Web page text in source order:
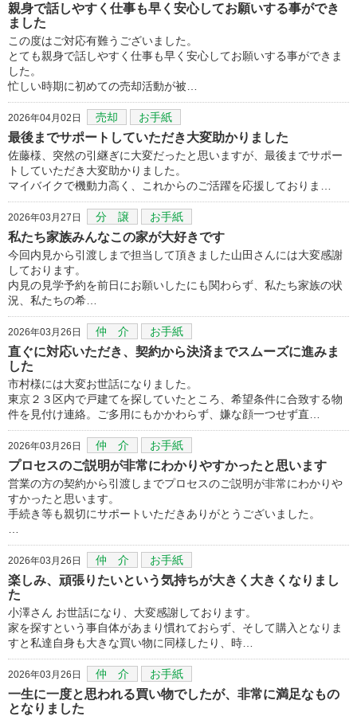
親身で話しやすく仕事も早く安心してお願いする事ができ
ました
この度はご対応有難うございました。
とても親身で話しやすく仕事も早く安心してお願いする事ができま
した。
忙しい時期に初めての売却活動が被…
2026年04月02日 売却 お手紙
最後までサポートしていただき大変助かりました
佐藤様、突然の引継ぎに大変だったと思いますが、最後までサポー
トしていただき大変助かりました。
マイバイクで機動力高く、これからのご活躍を応援しておりま…
2026年03月27日 分 譲 お手紙
私たち家族みんなこの家が大好きです
今回内見から引渡しまで担当して頂きました山田さんには大変感謝
しております。
内見の見学予約を前日にお願いしたにも関わらず、私たち家族の状
況、私たちの希…
2026年03月26日 仲 介 お手紙
直ぐに対応いただき、契約から決済までスムーズに進みま
した
市村様には大変お世話になりました。
東京２３区内で戸建てを探していたところ、希望条件に合致する物
件を見付け連絡。ご多用にもかかわらず、嫌な顔一つせず直…
2026年03月26日 仲 介 お手紙
プロセスのご説明が非常にわかりやすかったと思います
営業の方の契約から引渡しまでプロセスのご説明が非常にわかりや
すかったと思います。
手続き等も親切にサポートいただきありがとうございました。
2026年03月26日 仲 介 お手紙
楽しみ、頑張りたいという気持ちが大きく大きくなりまし
た
小澤さん お世話になり、大変感謝しております。
家を探すという事自体があまり慣れておらず、そして購入となりま
すと私達自身も大きな買い物に同様したり、時…
2026年03月26日 仲 介 お手紙
一生に一度と思われる買い物でしたが、非常に満足なもの
となりました